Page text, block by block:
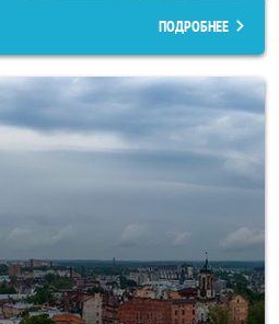
ПОДРОБНЕЕ